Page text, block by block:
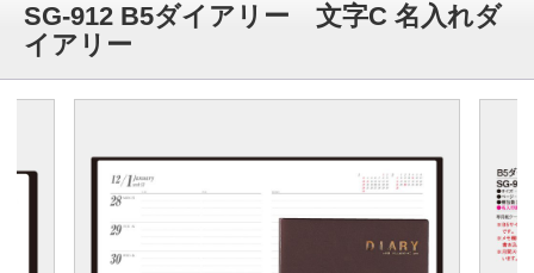
SG-912 B5ダイアリー 文字C 名入れダ
イアリー